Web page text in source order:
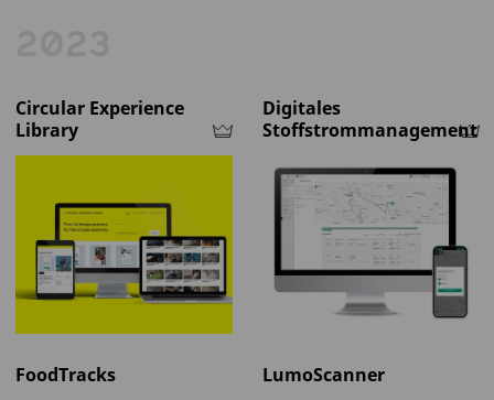
Circular Experience
Library
Digitales
Stoffstrommanagement
FoodTracks LumoScanner